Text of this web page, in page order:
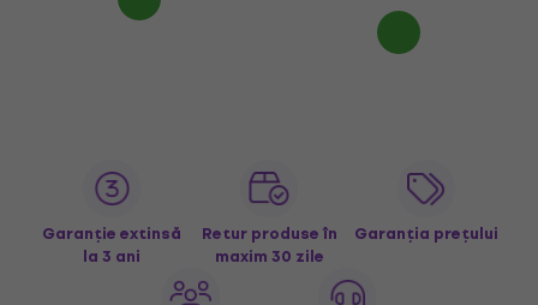
Garanție extinsă
la 3 ani
Retur produse în
maxim 30 zile
Garanția prețului